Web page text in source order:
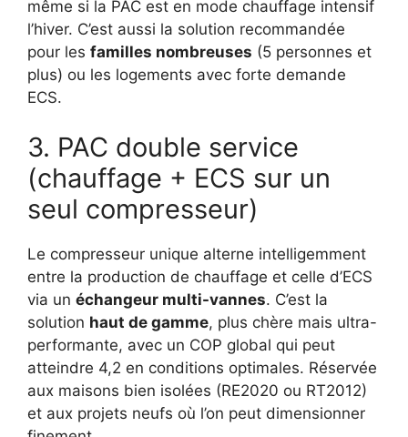
même si la PAC est en mode chauffage intensif
l’hiver. C’est aussi la solution recommandée
pour les familles nombreuses (5 personnes et
plus) ou les logements avec forte demande
ECS.
3. PAC double service
(chauffage + ECS sur un
seul compresseur)
Le compresseur unique alterne intelligemment
entre la production de chauffage et celle d’ECS
via un échangeur multi-vannes. C’est la
solution haut de gamme, plus chère mais ultra-
performante, avec un COP global qui peut
atteindre 4,2 en conditions optimales. Réservée
aux maisons bien isolées (RE2020 ou RT2012)
et aux projets neufs où l’on peut dimensionner